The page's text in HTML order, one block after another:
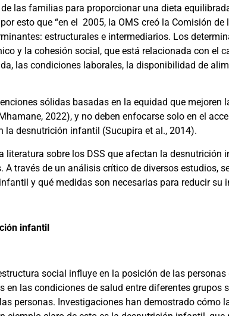
las familias para proporcionar una dieta
esto que “en el 2005, la OMS creó la Comisión
estructurales e intermediarios. Los
y la cohesión social, que está relacionada con el
las condiciones laborales, la disponibilidad de
sólidas basadas en la equidad que mejoren
2022), y no deben enfocarse solo en el
la desnutrición infantil (Sucupira et al., 2014).
literatura sobre los DSS que afectan la
través de un análisis crítico de diversos estudios,
y qué medidas son necesarias para reducir su
infantil
social influye en la posición de las
en las condiciones de salud entre diferentes
personas. Investigaciones han demostrado cómo